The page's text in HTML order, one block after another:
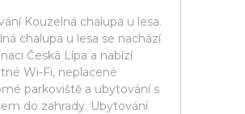
Kouzelná chalupa u lesa.
chalupa u lesa se nachází
Česká Lípa a nabízí
Wi-Fi, neplacené
parkoviště a ubytování s
do zahrady. Ubytování